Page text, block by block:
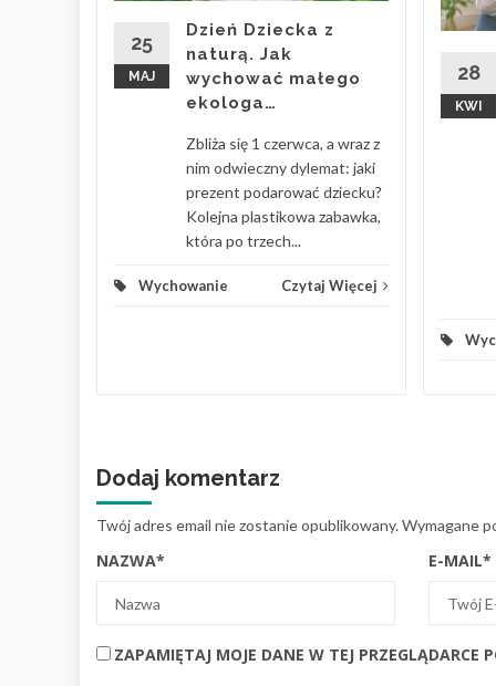
25
MAJ
Dzień Dziecka z
naturą. Jak
wychować małego
ekologa…
Zbliża się 1 czerwca, a wraz z
nim odwieczny dylemat: jaki
prezent podarować dziecku?
Kolejna plastikowa zabawka,
która po trzech...
Wychowanie Czytaj Więcej
28
KWI
Dodaj komentarz
Twój adres email nie zostanie opublikowany.Wymagane
NAZWA* E-MAIL*
ZAPAMIĘTAJ MOJE DANE W TEJ PRZEGLĄDARCE